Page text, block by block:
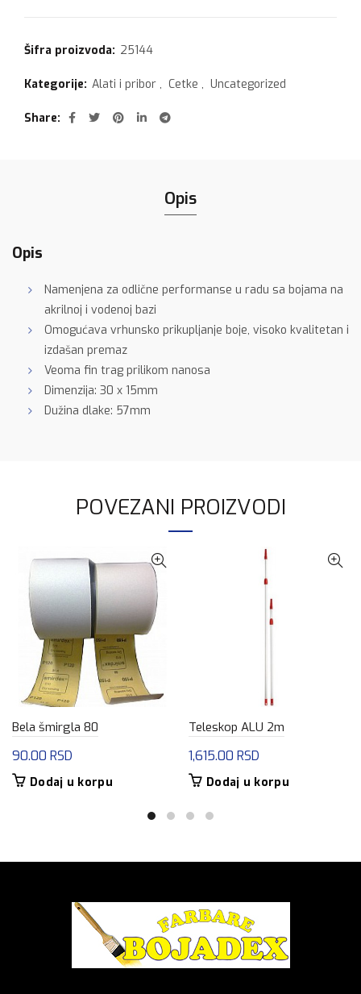
Šifra proizvoda: 25144
Kategorije: Alati i pribor , Cetke , Uncategorized
Share
Opis
Opis
Namenjena za odlične performanse u radu sa bojama na
akrilnoj i vodenoj bazi
Omogućava vrhunsko prikupljanje boje, visoko kvalitetan i
izdašan premaz
Veoma fin trag prilikom nanosa
Dimenzija: 30 x 15mm
Dužina dlake: 57mm
POVEZANI PROIZVODI
Bela šmirgla 80
90.00 RSD
Dodaj u korpu
Teleskop ALU 2m
1,615.00 RSD
Dodaj u korpu